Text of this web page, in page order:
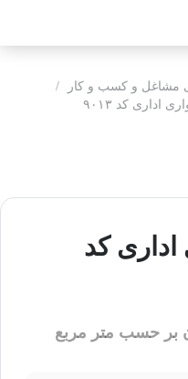
مشاغل و کسب و کار
/
اداری کد ۹۰۱۳
کد
بر حسب متر مربع